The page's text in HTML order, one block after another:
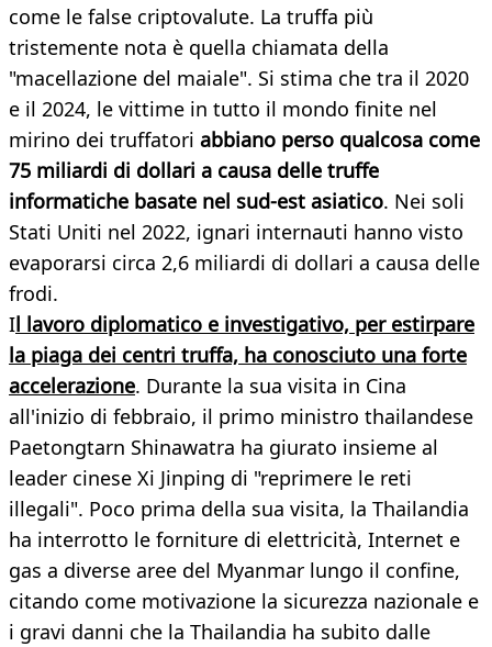
come le false criptovalute. La truffa più
tristemente nota è quella chiamata della
"macellazione del maiale". Si stima che tra il 2020
e il 2024, le vittime in tutto il mondo finite nel
mirino dei truffatori abbiano perso qualcosa come
75 miliardi di dollari a causa delle truffe
informatiche basate nel sud-est asiatico. Nei soli
Stati Uniti nel 2022, ignari internauti hanno visto
evaporarsi circa 2,6 miliardi di dollari a causa delle
frodi.
Il lavoro diplomatico e investigativo, per estirpare
la piaga dei centri truffa, ha conosciuto una forte
accelerazione. Durante la sua visita in Cina
all'inizio di febbraio, il primo ministro thailandese
Paetongtarn Shinawatra ha giurato insieme al
leader cinese Xi Jinping di "reprimere le reti
illegali". Poco prima della sua visita, la Thailandia
ha interrotto le forniture di elettricità, Internet e
gas a diverse aree del Myanmar lungo il confine,
citando come motivazione la sicurezza nazionale e
i gravi danni che la Thailandia ha subito dalle